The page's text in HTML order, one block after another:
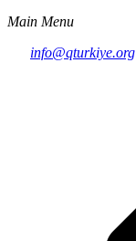
Main Menu
info@qturkiye.org